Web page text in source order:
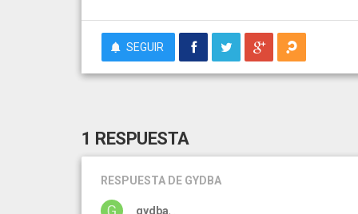
SEGUIR
1 RESPUESTA
RESPUESTA DE GYDBA
gydba, .